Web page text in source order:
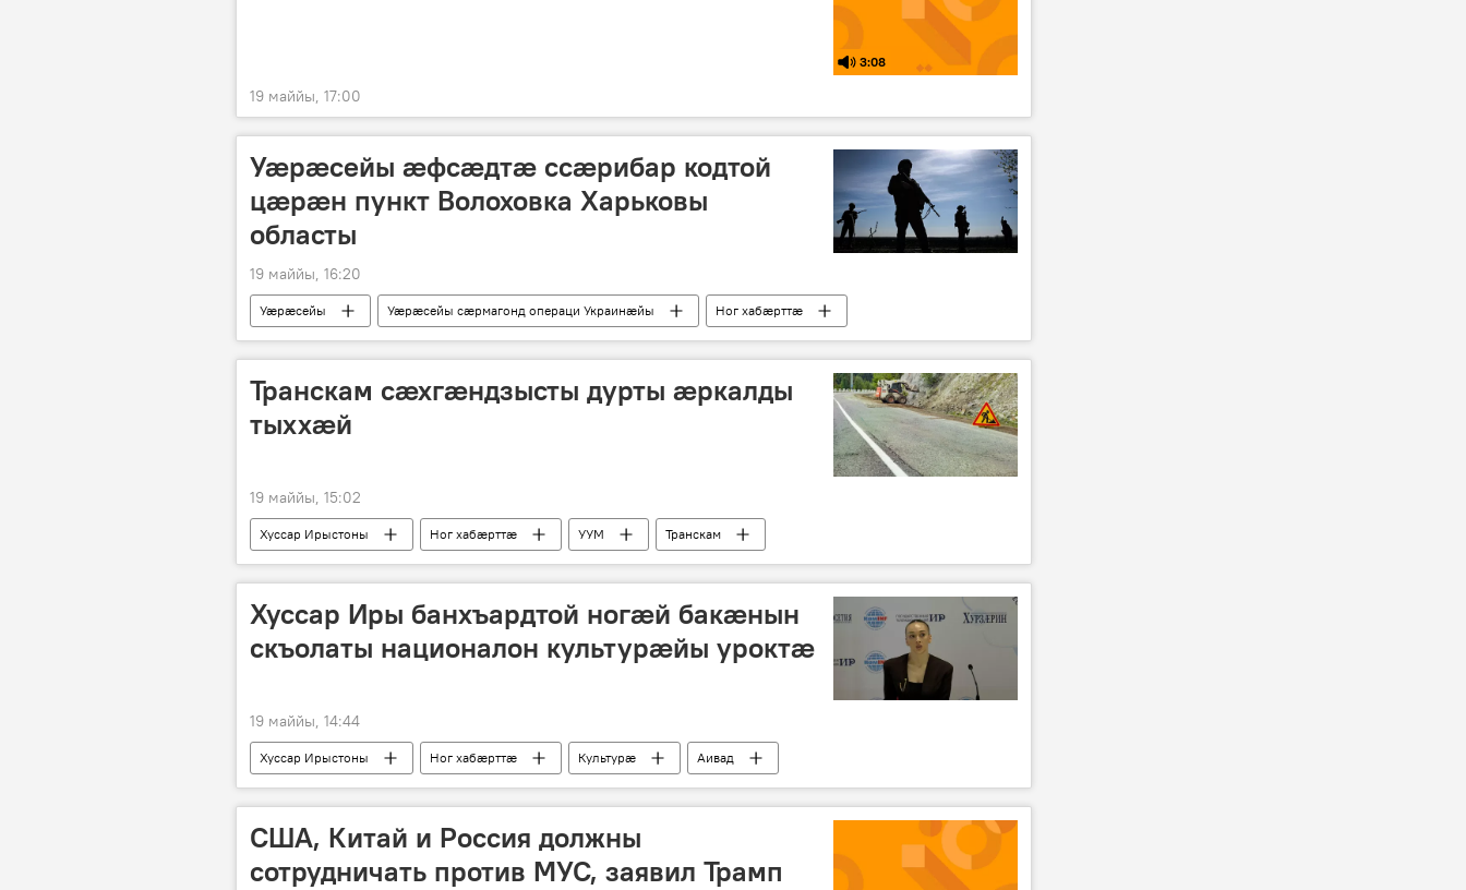
3:08
19 маййы, 17:00
Уӕрӕсейы ӕфсӕдтӕ ссӕрибар кодтой
цӕрӕн пункт Волоховка Харьковы
областы
19 маййы, 16:20
Уӕрӕсейы Уӕрӕсейы сӕрмагонд операци Украинӕйы Ног хабӕрттӕ
Транскам сӕхгӕндзысты дурты ӕркалды
тыххӕй
19 маййы, 15:02
Хуссар Ирыстоны Ног хабӕрттӕ УУМ Транскам
Хуссар Иры банхъардтой ногӕй бакӕнын
скъолаты националон культурӕйы уроктӕ
19 маййы, 14:44
Хуссар Ирыстоны Ног хабӕрттӕ Культурӕ Аивад
США, Китай и Россия должны
сотрудничать против МУС, заявил Трамп